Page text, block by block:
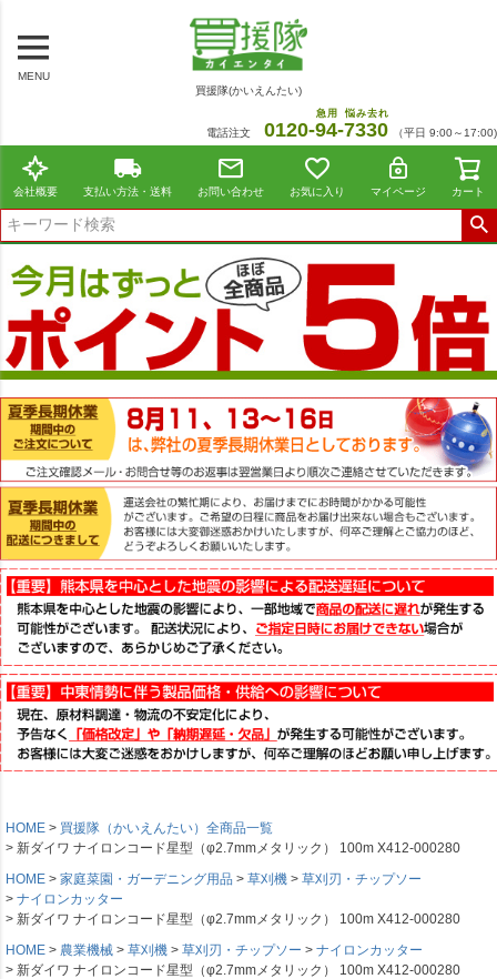
MENU
買援隊(かいえんたい)
電話注文 0120-94
急用
-7330
悩み去れ
（平日 9:00～17:00)
会社概要 支払い方法・送料 お問い合わせ お気に入り マイページ カート
HOME
買援隊（かいえんたい）全商品一覧
新ダイワ ナイロンコード星型（φ2.7mmメタリック） 100m X412-000280
HOME
家庭菜園・ガーデニング用品 草刈機
草刈刃・チップソー
ナイロンカッター
新ダイワ ナイロンコード星型（φ2.7mmメタリック） 100m X412-000280
HOME
農業機械 草刈機 草刈刃・チップソー
ナイロンカッター
新ダイワ ナイロンコード星型（φ2.7mmメタリック） 100m X412-000280